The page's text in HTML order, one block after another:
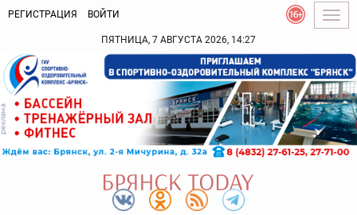
РЕГИСТРАЦИЯ ВОЙТИ
ПЯТНИЦА, 7 АВГУСТА 2026, 14:27